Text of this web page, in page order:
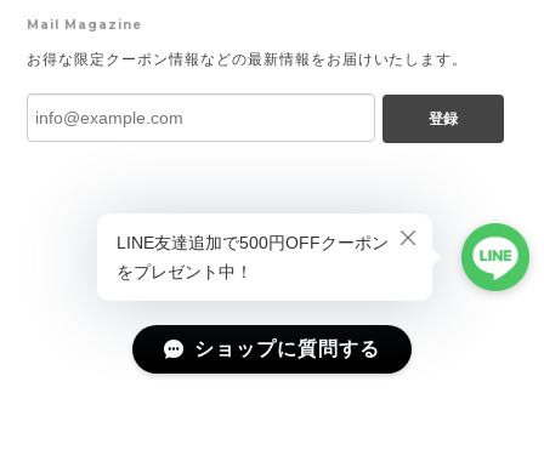
Mail Magazine
お得な限定クーポン情報などの最新情報をお届けいたします。
登録
ショップに質問する